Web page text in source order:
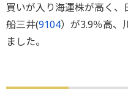
買いが入り海運株が高く、
船三井(9104）が3.9％高、
ました。